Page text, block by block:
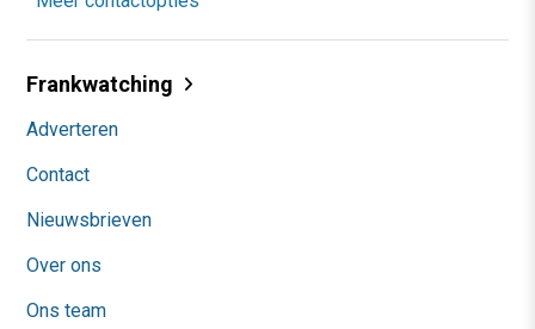
Frankwatching
Adverteren
Contact
Nieuwsbrieven
Over ons
Ons team